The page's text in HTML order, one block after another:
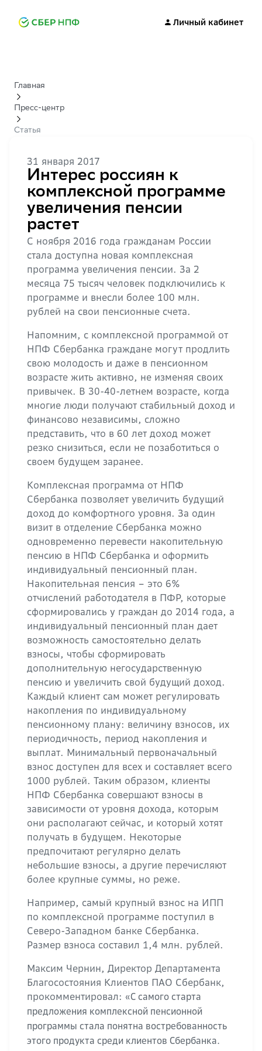
Личный кабинет
Главная
Пресс-центр
Статья
31 января 2017
Интерес россиян к
комплексной программе
увеличения пенсии
растет
С ноября 2016 года гражданам России
стала доступна новая комплексная
программа увеличения пенсии. За 2
месяца 75 тысяч человек подключились к
программе и внесли более 100 млн.
рублей на свои пенсионные счета.
Напомним, с комплексной программой от
НПФ Сбербанка граждане могут продлить
свою молодость и даже в пенсионном
возрасте жить активно, не изменяя своих
привычек. В 30-40-летнем возрасте, когда
многие люди получают стабильный доход и
финансово независимы, сложно
представить, что в 60 лет доход может
резко снизиться, если не позаботиться о
своем будущем заранее.
Комплексная программа от НПФ
Сбербанка позволяет увеличить будущий
доход до комфортного уровня. За один
визит в отделение Сбербанка можно
одновременно перевести накопительную
пенсию в НПФ Сбербанка и оформить
индивидуальный пенсионный план.
Накопительная пенсия – это 6%
отчислений работодателя в ПФР, которые
сформировались у граждан до 2014 года, а
индивидуальный пенсионный план дает
возможность самостоятельно делать
взносы, чтобы сформировать
дополнительную негосударственную
пенсию и увеличить свой будущий доход.
Каждый клиент сам может регулировать
накопления по индивидуальному
пенсионному плану: величину взносов, их
периодичность, период накопления и
выплат. Минимальный первоначальный
взнос доступен для всех и составляет всего
1000 рублей. Таким образом, клиенты
НПФ Сбербанка совершают взносы в
зависимости от уровня дохода, которым
они располагают сейчас, и который хотят
получать в будущем. Некоторые
предпочитают регулярно делать
небольшие взносы, а другие перечисляют
более крупные суммы, но реже.
Например, самый крупный взнос на ИПП
по комплексной программе поступил в
Северо-Западном банке Сбербанка.
Размер взноса составил 1,4 млн. рублей.
Максим Чернин, Директор Департамента
Благосостояния Клиентов ПАО Сбербанк,
прокомментировал: «С самого старта
предложения комплексной пенсионной
программы стала понятна востребованность
этого продукта среди клиентов Сбербанка.